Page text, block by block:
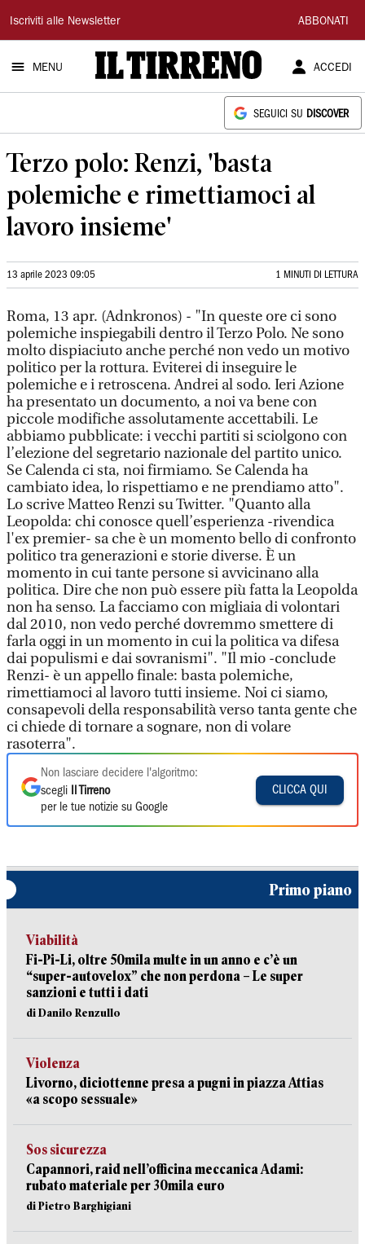
Il
Tirreno
Iscriviti alle Newsletter ABBONATI
MENU ACCEDI
SEGUICI SU DISCOVER
Terzo polo: Renzi, 'basta
polemiche e rimettiamoci al
lavoro insieme'
13 aprile 2023 09:05 1 MINUTI DI LETTURA
Roma, 13 apr. (Adnkronos) - "In queste ore ci sono
polemiche inspiegabili dentro il Terzo Polo. Ne sono
molto dispiaciuto anche perché non vedo un motivo
politico per la rottura. Eviterei di inseguire le
polemiche e i retroscena. Andrei al sodo. Ieri Azione
ha presentato un documento, a noi va bene con
piccole modifiche assolutamente accettabili. Le
abbiamo pubblicate: i vecchi partiti si sciolgono con
l’elezione del segretario nazionale del partito unico.
Se Calenda ci sta, noi firmiamo. Se Calenda ha
cambiato idea, lo rispettiamo e ne prendiamo atto".
Lo scrive Matteo Renzi su Twitter. "Quanto alla
Leopolda: chi conosce quell’esperienza -rivendica
l'ex premier- sa che è un momento bello di confronto
politico tra generazioni e storie diverse. È un
momento in cui tante persone si avvicinano alla
politica. Dire che non può essere più fatta la Leopolda
non ha senso. La facciamo con migliaia di volontari
dal 2010, non vedo perché dovremmo smettere di
farla oggi in un momento in cui la politica va difesa
dai populismi e dai sovranismi". "Il mio -conclude
Renzi- è un appello finale: basta polemiche,
rimettiamoci al lavoro tutti insieme. Noi ci siamo,
consapevoli della responsabilità verso tanta gente che
ci chiede di tornare a sognare, non di volare
rasoterra".
Non lasciare decidere l'algoritmo:
scegli
Il Tirreno
per le tue notizie su Google
CLICCA QUI
Primo piano
Viabilità
Fi-Pi-Li, oltre 50mila multe in un anno e c’è un
“super-autovelox” che non perdona – Le super
sanzioni e tutti i dati
di Danilo Renzullo
Violenza
Livorno, diciottenne presa a pugni in piazza Attias
«a scopo sessuale»
Sos sicurezza
Capannori, raid nell’officina meccanica Adami:
rubato materiale per 30mila euro
di Pietro Barghigiani